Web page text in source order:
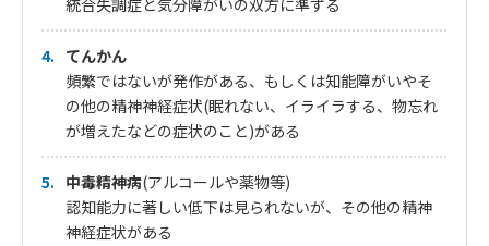
統合失調症と気分障がいの双方に準ずる
てんかん
頻繁ではないが発作がある、もしくは知能障がいやそ
の他の精神神経症状(眠れない、イライラする、物忘れ
が増えたなどの症状のこと)がある
中毒精神病(アルコールや薬物等)
認知能力に著しい低下は見られないが、その他の精神
神経症状がある